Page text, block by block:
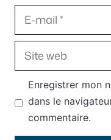
E-
mail
Site
web
Enregistrer mon
dans le
commentaire.